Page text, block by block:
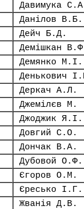
Давимука
Данілов В.Б.
Дейч Б.Д.
Демішкан
Демянко М.І.
Денькович
Деркач А.Л.
Джемілєв М.
Джоджик Я.І.
Довгий С.О.
Дончак В.А.
Дубовой О.Ф.
Єгоров О.М.
Єресько І.Г.
Жванія Д.В.